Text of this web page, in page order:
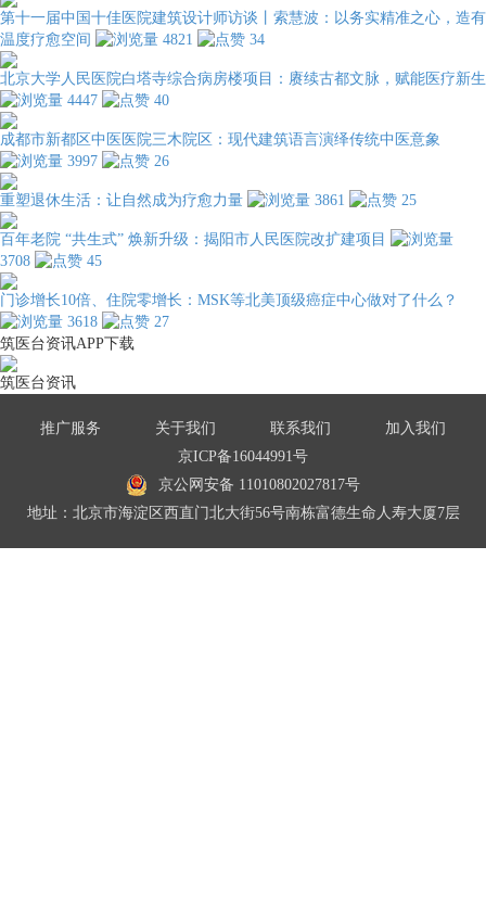
第十一届中国十佳医院建筑设计师访谈丨索慧波：以务实精准之心，造有
温度疗愈空间
4821 34
北京大学人民医院白塔寺综合病房楼项目：赓续古都文脉，赋能医疗新生
4447
40
成都市新都区中医医院三木院区：现代建筑语言演绎传统中医意象
3997
26
重塑退休生活：让自然成为疗愈力量 3861 25
百年老院 “共生式” 焕新升级：揭阳市人民医院改扩建项目
3708
45
门诊增长10倍、住院零增长：MSK等北美顶级癌症中心做对了什么？
3618
27
筑医台资讯APP下载
筑医台资讯
推广服务 关于我们 联系我们
加入我们
京ICP备16044991号
京公网安备 11010802027817号
地址：北京市海淀区西直门北大街56号南栋富德生命人寿大厦7层